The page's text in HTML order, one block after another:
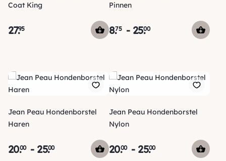
Coat King
27.95
Pinnen
8.75 - 25.00
Jean Peau Hondenborstel
Haren
20.00 - 25.00
Jean Peau Hondenborstel
Nylon
20.00 - 25.00